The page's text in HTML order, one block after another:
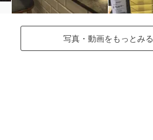
写真・動画をもっとみる